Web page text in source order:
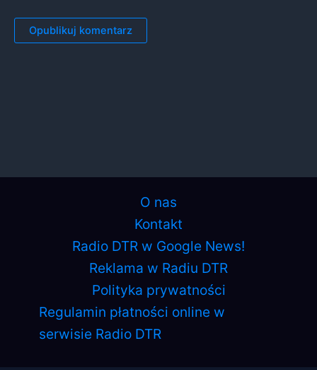
O nas
Kontakt
Radio DTR w Google News!
Reklama w Radiu DTR
Polityka prywatności
Regulamin płatności online w
serwisie Radio DTR